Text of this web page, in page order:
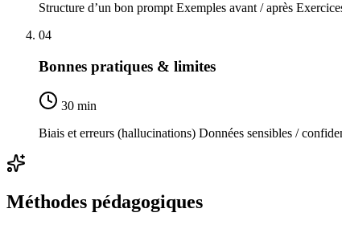
Structure d’un bon prompt Exemples avant / après
04
Bonnes pratiques & limites
30 min
Biais et erreurs (hallucinations) Données sensibles /
Méthodes pédagogiques